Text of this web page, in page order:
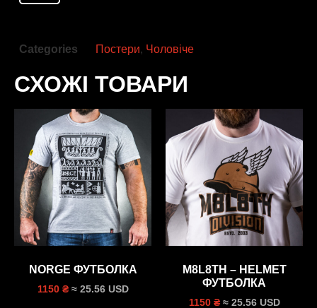
Categories Постери, Чоловіче
СХОЖІ ТОВАРИ
NORGE ФУТБОЛКА
1150 ₴ ≈ 25.56 USD
M8L8TH – HELMET
ФУТБОЛКА
1150 ₴ ≈ 25.56 USD